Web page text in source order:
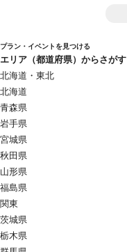
プラン・イベントを見つける
エリア（都道府県）からさがす
北海道・東北
北海道
青森県
岩手県
宮城県
秋田県
山形県
福島県
関東
茨城県
栃木県